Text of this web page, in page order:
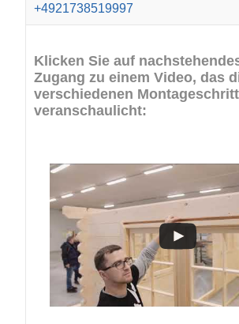
+4921738519997
Klicken Sie auf
Zugang zu einem Video, das
verschiedenen
veranschaulicht: